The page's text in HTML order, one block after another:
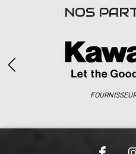
accéder à la
NOS